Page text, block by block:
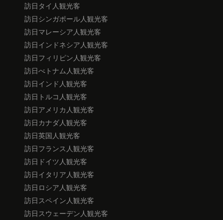
訪日タイ人観光客
訪日シンガポール人観光客
訪日マレーシア人観光客
訪日インドネシア人観光客
訪日フィリピン人観光客
訪日べトナム人観光客
訪日インド人観光客
訪日トルコ人観光客
訪日アメリカ人観光客
訪日カナダ人観光客
訪日英国人観光客
訪日フランス人観光客
訪日ドイツ人観光客
訪日イタリア人観光客
訪日ロシア人観光客
訪日スペイン人観光客
訪日スウェーデン人観光客